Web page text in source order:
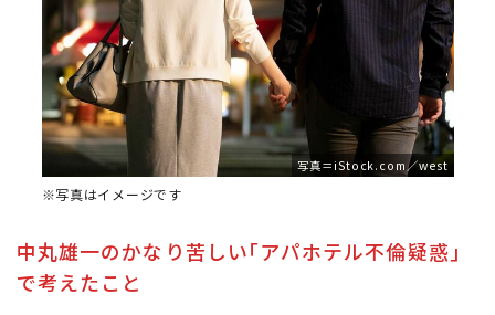
写真＝iStock.com／west
※写真はイメージです
中丸雄一のかなり苦しい｢アパホテル不倫疑惑｣
で考えたこと